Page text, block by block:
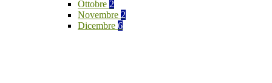
Ottobre 2
Novembre 2
Dicembre 6